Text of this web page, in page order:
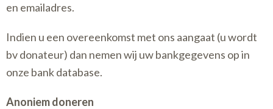
en emailadres.
Indien u een overeenkomst met ons aangaat (u wordt
bv donateur) dan nemen wij uw bankgegevens op in
onze bank database.
Anoniem doneren